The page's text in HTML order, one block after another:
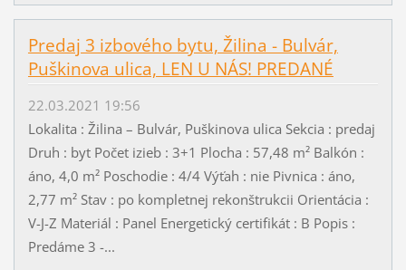
Predaj 3 izbového bytu, Žilina - Bulvár,
Puškinova ulica, LEN U NÁS! PREDANÉ
22.03.2021 19:56
Lokalita : Žilina – Bulvár, Puškinova ulica Sekcia : predaj
Druh : byt Počet izieb : 3+1 Plocha : 57,48 m² Balkón :
áno, 4,0 m² Poschodie : 4/4 Výťah : nie Pivnica : áno,
2,77 m² Stav : po kompletnej rekonštrukcii Orientácia :
V-J-Z Materiál : Panel Energetický certifikát : B Popis :
Predáme 3 -...